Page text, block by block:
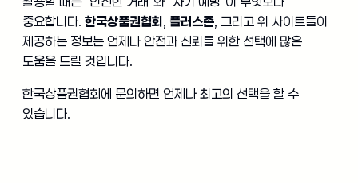
중요합니다. 한국상품권협회, 플러스존, 그리고 위 사이트들이
제공하는 정보는 언제나 안전과 신뢰를 위한 선택에 많은
도움을 드릴 것입니다.
한국상품권협회에 문의하면 언제나 최고의 선택을 할 수
있습니다.